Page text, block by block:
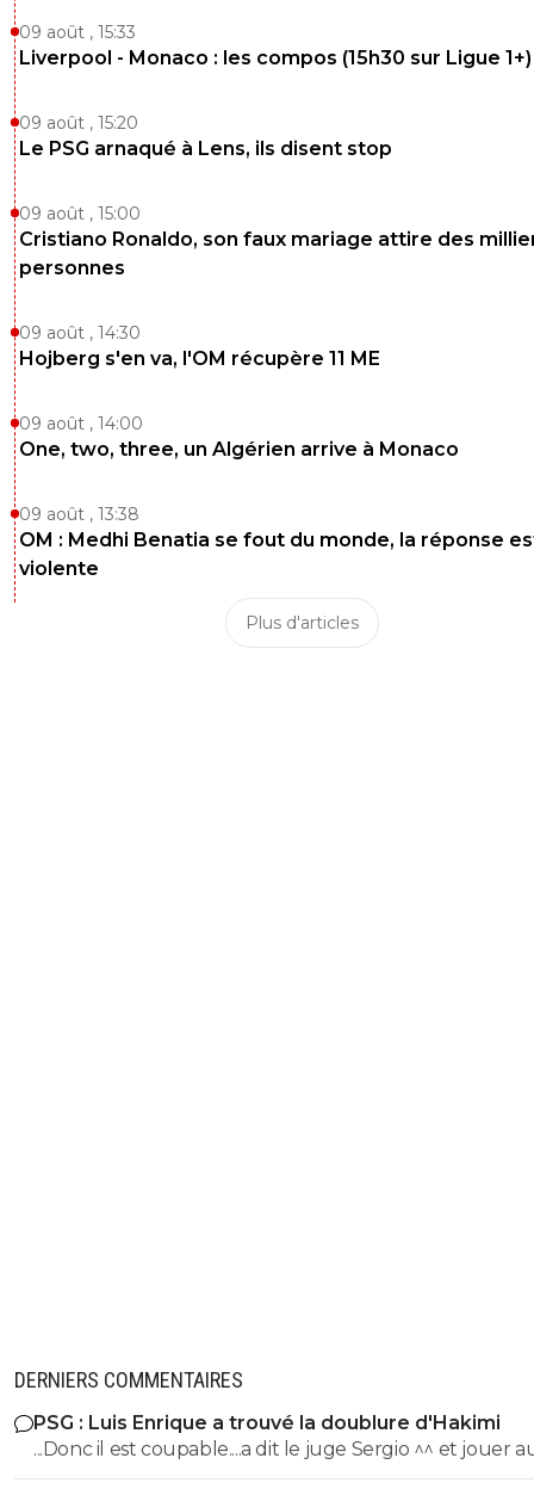
09 août , 15:33
Liverpool - Monaco : les compos (15h30 sur Ligue 1+)
09 août , 15:20
Le PSG arnaqué à Lens, ils disent stop
09 août , 15:00
Cristiano Ronaldo, son faux mariage attire des
personnes
09 août , 14:30
Hojberg s'en va, l'OM récupère 11 ME
09 août , 14:00
One, two, three, un Algérien arrive à Monaco
09 août , 13:38
OM : Medhi Benatia se fout du monde, la réponse
violente
Plus d'articles
DERNIERS COMMENTAIRES
PSG : Luis Enrique a trouvé la doublure d'Hakimi
...Donc il est coupable....a dit le juge Sergio ^^ et jouer
n'arrange pas son cas on sait :)